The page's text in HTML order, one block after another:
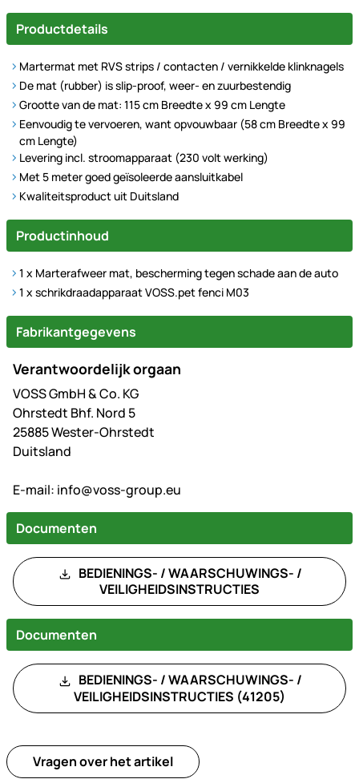
Productdetails
Martermat met RVS strips / contacten / vernikkelde klinknagels
De mat (rubber) is slip-proof, weer- en zuurbestendig
Grootte van de mat: 115 cm Breedte x 99 cm Lengte
Eenvoudig te vervoeren, want opvouwbaar (58 cm Breedte x 99
cm Lengte)
Levering incl. stroomapparaat (230 volt werking)
Met 5 meter goed geïsoleerde aansluitkabel
Kwaliteitsproduct uit Duitsland
Productinhoud
1 x Marterafweer mat, bescherming tegen schade aan de auto
1 x schrikdraadapparaat VOSS.pet fenci M03
Fabrikantgegevens
Verantwoordelijk orgaan
VOSS GmbH & Co. KG
Ohrstedt Bhf. Nord 5
25885 Wester-Ohrstedt
Duitsland
E-mail: info@voss-group.eu
Documenten
BEDIENINGS- / WAARSCHUWINGS- /
VEILIGHEIDSINSTRUCTIES
Documenten
BEDIENINGS- / WAARSCHUWINGS- /
VEILIGHEIDSINSTRUCTIES (41205)
Vragen over het artikel